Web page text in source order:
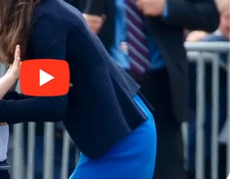
canal do JASB no